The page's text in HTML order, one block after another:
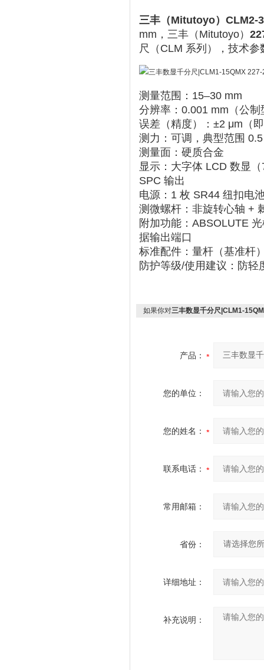
三丰（Mitutoyo）CLM2-
mm， 三丰（Mitutoyo）
尺（CLM 系列），技术参
测量范围 ‌：‌ 15–30 mm
分辨率 ‌：‌ 0.001 mm （公
误差（精度）
‌：‌ ±2 μm （
测力 ‌：‌ 可调，典型范围
测量面 ‌：‌ 硬质合金
显示 ‌：‌ 大字体 LCD 数显
SPC 输出
电源 ‌：‌ 1 枚 SR44 纽扣电
测微螺杆 ‌：‌ 非旋转心轴 +
附加功能 ‌：‌ ABSOLUTE
据输出端口
标准配件 ‌：‌ 量杆（基准杆
防护等级/使用建议 ‌：‌ 防轻
如果你对三丰数显千分尺|CLM1-
产品：
您的单位：
您的姓名：
联系电话：
常用邮箱：
省份：
详细地址：
补充说明：